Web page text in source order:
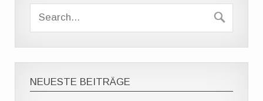
NEUESTE BEITRÄGE